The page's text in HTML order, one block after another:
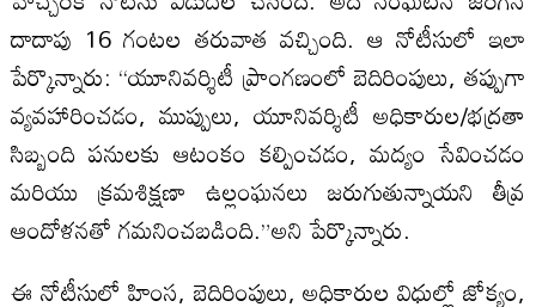
దాదాపు 16 గంటల తరువాత వచ్చింది. ఆ నోటీసులో ఇలా
పేర్కొన్నారు: “యూనివర్శిటీ ప్రాంగణంలో బెదిరింపులు, తప్పుగా
వ్యవహారించడం, ముప్పులు, యూనివర్శిటీ అధికారుల/భద్రతా
సిబ్బంది పనులకు ఆటంకం కల్పించడం, మద్యం సేవించడం
మరియు క్రమశిక్షణా ఉల్లంఘనలు జరుగుతున్నాయని తీవ్ర
ఆందోళనతో గమనించబడింది.”అని పేర్కొన్నారు.
ఈ నోటీసులో హింస, బెదిరింపులు, అధికారుల విధుల్లో జోక్యం,